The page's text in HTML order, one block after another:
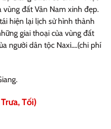
đất Vân Nam xinh đẹp.
hiện lại lịch sử hình thành
giai thoại của vùng đất
người dân tộc Naxi....(chi phí
Tối)